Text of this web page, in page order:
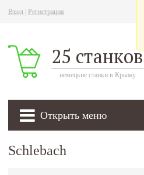
Вход Регистрация
25 станков
немецкие станки в Крыму
Открыть меню
Schlebach